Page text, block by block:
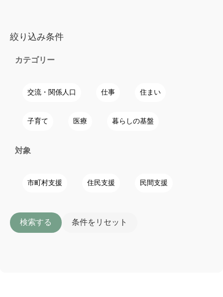
絞り込み条件
カテゴリー
交流・関係人口 仕事 住まい
子育て 医療 暮らしの基盤
対象
市町村支援 住民支援 民間支援
検索する 条件をリセット